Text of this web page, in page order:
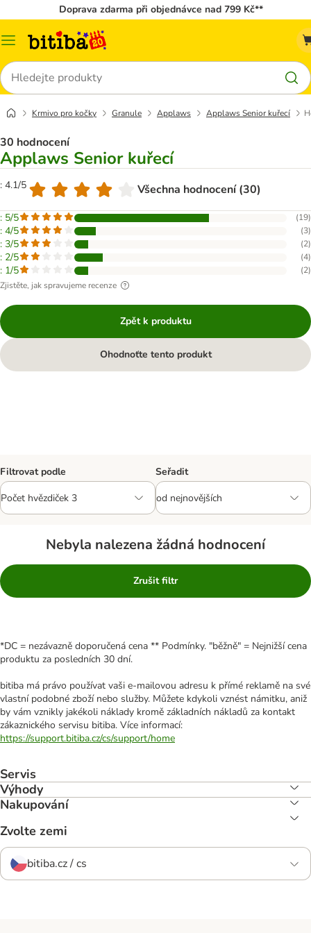
Doprava zdarma při objednávce nad 799 Kč**
Kategorie
Hledat
Krmivo pro kočky Granule Applaws Applaws Senior kuřecí
30 hodnocení
Applaws Senior kuřecí
: 4.1/5 Všechna hodnocení (30)
: 5/5 (19)
: 4/5 (3)
: 3/5 (2)
: 2/5 (4)
: 1/5 (2)
Zjistěte, jak spravujeme recenze
Zpět k produktu
Ohodnoťte tento produkt
Filtrovat podle Seřadit
Nebyla nalezena žádná hodnocení
Zrušit filtr
*DC = nezávazně doporučená cena ** Podmínky. "běžně" = Nejnižší cena
produktu za posledních 30 dní.
bitiba má právo používat vaši e-mailovou adresu k přímé reklamě na své
vlastní podobné zboží nebo služby. Můžete kdykoli vznést námitku, aniž
by vám vznikly jakékoli náklady kromě základních nákladů za kontakt
zákaznického servisu bitiba. Více informací:
https://support.bitiba.cz/cs/support/home
Servis
Výhody
Nakupování
Zvolte zemi
bitiba.cz / cs